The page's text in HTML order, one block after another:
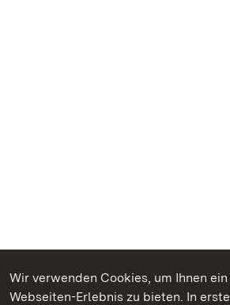
Wir verwenden Cookies, um Ihnen
Webseiten-Erlebnis zu bieten. In